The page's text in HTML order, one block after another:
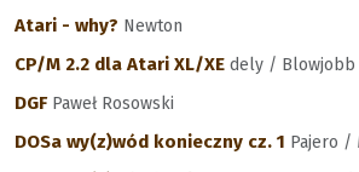
Atari - why? Newton
CP/M 2.2 dla Atari XL/XE dely / Blowjobb
DGF Paweł Rosowski
DOSa wy(z)wód konieczny cz. 1 Pajero /